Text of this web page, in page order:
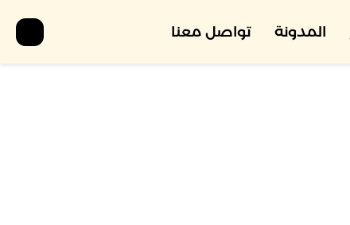
المدونة تواصل معنا